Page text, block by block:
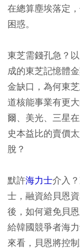
在總算塵埃落定
困惑。
東芝需錢孔急？
成的東芝記憶體
金缺口，為何東
道核能事業有更
爾、美光、三星
史本益比的賣價
脫？
默許海力士介入
士，融資給貝恩
後，如何避免貝
給韓國競爭者海
來看，貝恩將控